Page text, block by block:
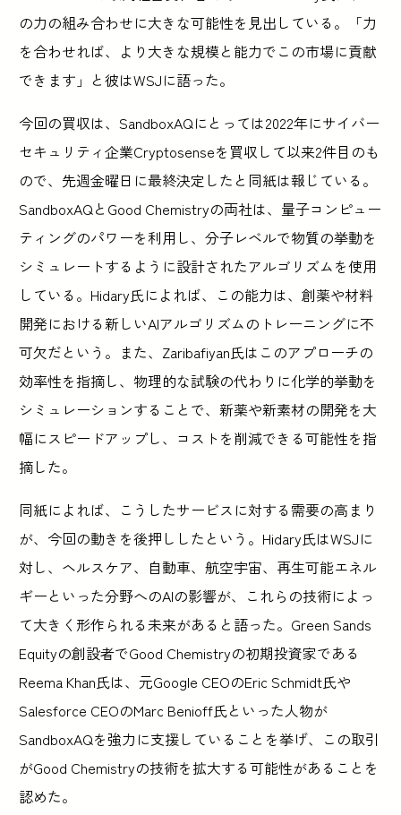
の力の組み合わせに大きな可能性を見出している。「力
を合わせれば、より大きな規模と能力でこの市場に貢献
できます」と彼はWSJに語った。
今回の買収は、SandboxAQにとっては2022年にサイバー
セキュリティ企業Cryptosenseを買収して以来2件目のも
ので、先週金曜日に最終決定したと同紙は報じている。
SandboxAQとGood Chemistryの両社は、量子コンピュー
ティングのパワーを利用し、分子レベルで物質の挙動を
シミュレートするように設計されたアルゴリズムを使用
している。Hidary氏によれば、この能力は、創薬や材料
開発における新しいAIアルゴリズムのトレーニングに不
可欠だという。また、Zaribafiyan氏はこのアプローチの
効率性を指摘し、物理的な試験の代わりに化学的挙動を
シミュレーションすることで、新薬や新素材の開発を大
幅にスピードアップし、コストを削減できる可能性を指
摘した。
同紙によれば、こうしたサービスに対する需要の高まり
が、今回の動きを後押ししたという。Hidary氏はWSJに
対し、ヘルスケア、自動車、航空宇宙、再生可能エネル
ギーといった分野へのAIの影響が、これらの技術によっ
て大きく形作られる未来があると語った。Green Sands
Equityの創設者でGood Chemistryの初期投資家である
Reema Khan氏は、元Google CEOのEric Schmidt氏や
Salesforce CEOのMarc Benioff氏といった人物が
SandboxAQを強力に支援していることを挙げ、この取引
がGood Chemistryの技術を拡大する可能性があることを
認めた。